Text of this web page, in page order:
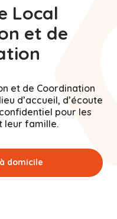
Local
et de
et de Coordination
d’accueil, d’écoute
pour les
leur famille.
domicile